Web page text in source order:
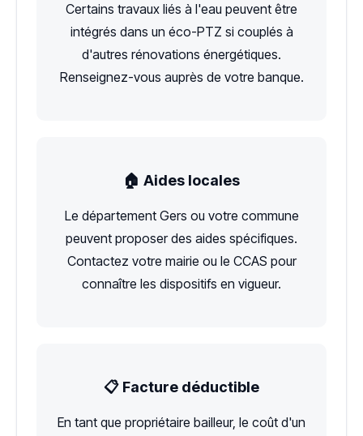
Certains travaux liés à l'eau peuvent être
intégrés dans un éco-PTZ si couplés à
d'autres rénovations énergétiques.
Renseignez-vous auprès de votre banque.
🏠 Aides locales
Le département Gers ou votre commune
peuvent proposer des aides spécifiques.
Contactez votre mairie ou le CCAS pour
connaître les dispositifs en vigueur.
📋 Facture déductible
En tant que propriétaire bailleur, le coût d'un